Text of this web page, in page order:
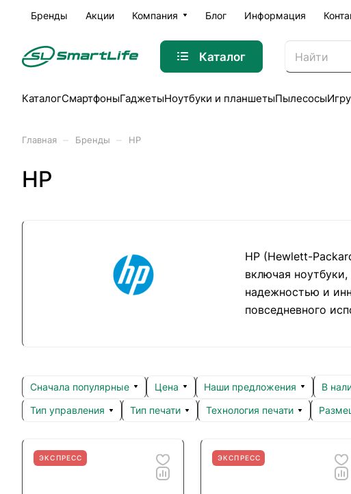
Бренды Акции Компания Блог Информация
Каталог
КаталогСмартфоныГаджетыНоутбуки и планшетыПылесосы
Главная Бренды HP
HP
HP (Hewlett-
включая
надежностью и
повседневного
Сначала популярные Цена Наши предложения В
Тип управления Тип печати Технология печати
ЭКСПРЕСС ЭКСПРЕСС